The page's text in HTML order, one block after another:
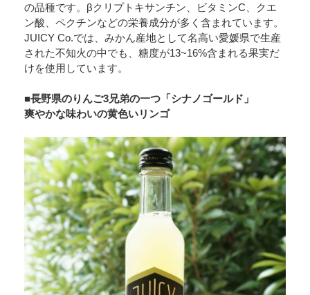
の品種です。βクリプトキサンチン、ビタミンC、クエ
ン酸、ペクチンなどの栄養成分が多く含まれています。
JUICY Co.では、みかん産地として名高い愛媛県で生産
された不知火の中でも、糖度が13~16%含まれる果実だ
けを使用しています。
■長野県のりんご3兄弟の一つ「シナノゴールド」
爽やかな味わいの黄色いリンゴ